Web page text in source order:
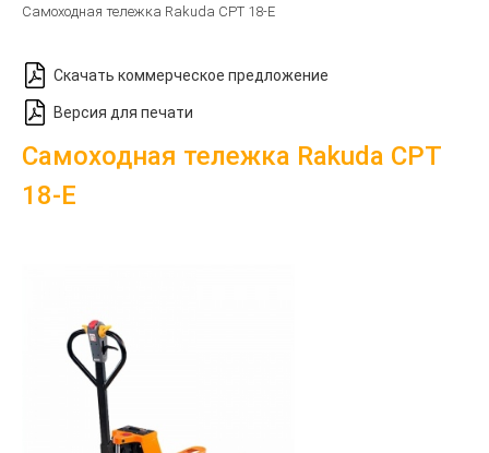
Самоходная тележка Rakuda CPT 18-E
Скачать коммерческое предложение
Версия для печати
Самоходная тележка Rakuda CPT
18-E